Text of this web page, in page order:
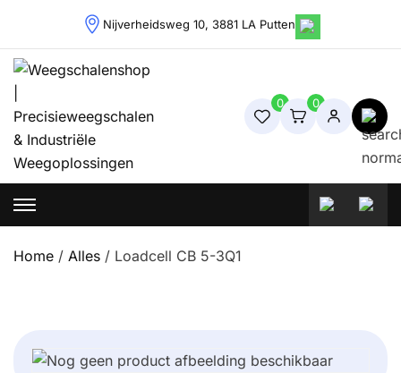
content
Nijverheidsweg 10, 3881 LA Putten
Weegschalenshop | Precisieweegschalen & Industriële
Weegoplossingen
0 0
Home / Alles / Loadcell CB 5-3Q1